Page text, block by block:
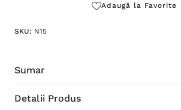
Adaugă la Favorite
SKU: N15
Sumar
Detalii Produs